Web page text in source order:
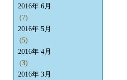
2016年 6月
(7)
2016年 5月
(5)
2016年 4月
(3)
2016年 3月